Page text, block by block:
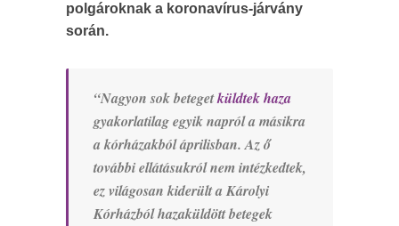
polgároknak a koronavírus-járvány
során.
“Nagyon sok betegetküldtek haza
gyakorlatilag egyik napról a másikra
a kórházakból áprilisban. Az ő
további ellátásukról nem intézkedtek,
ez világosan kiderült a Károlyi
Kórházból hazaküldött betegek